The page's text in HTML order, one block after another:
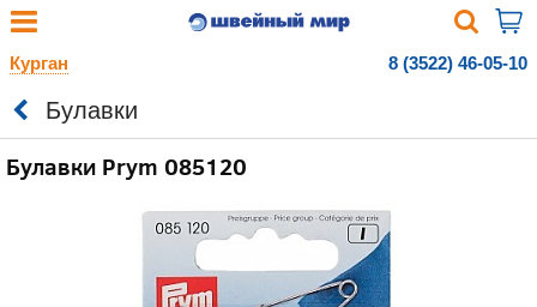
Курган 8 (3522) 46-05-10
Булавки
Булавки Prym 085120